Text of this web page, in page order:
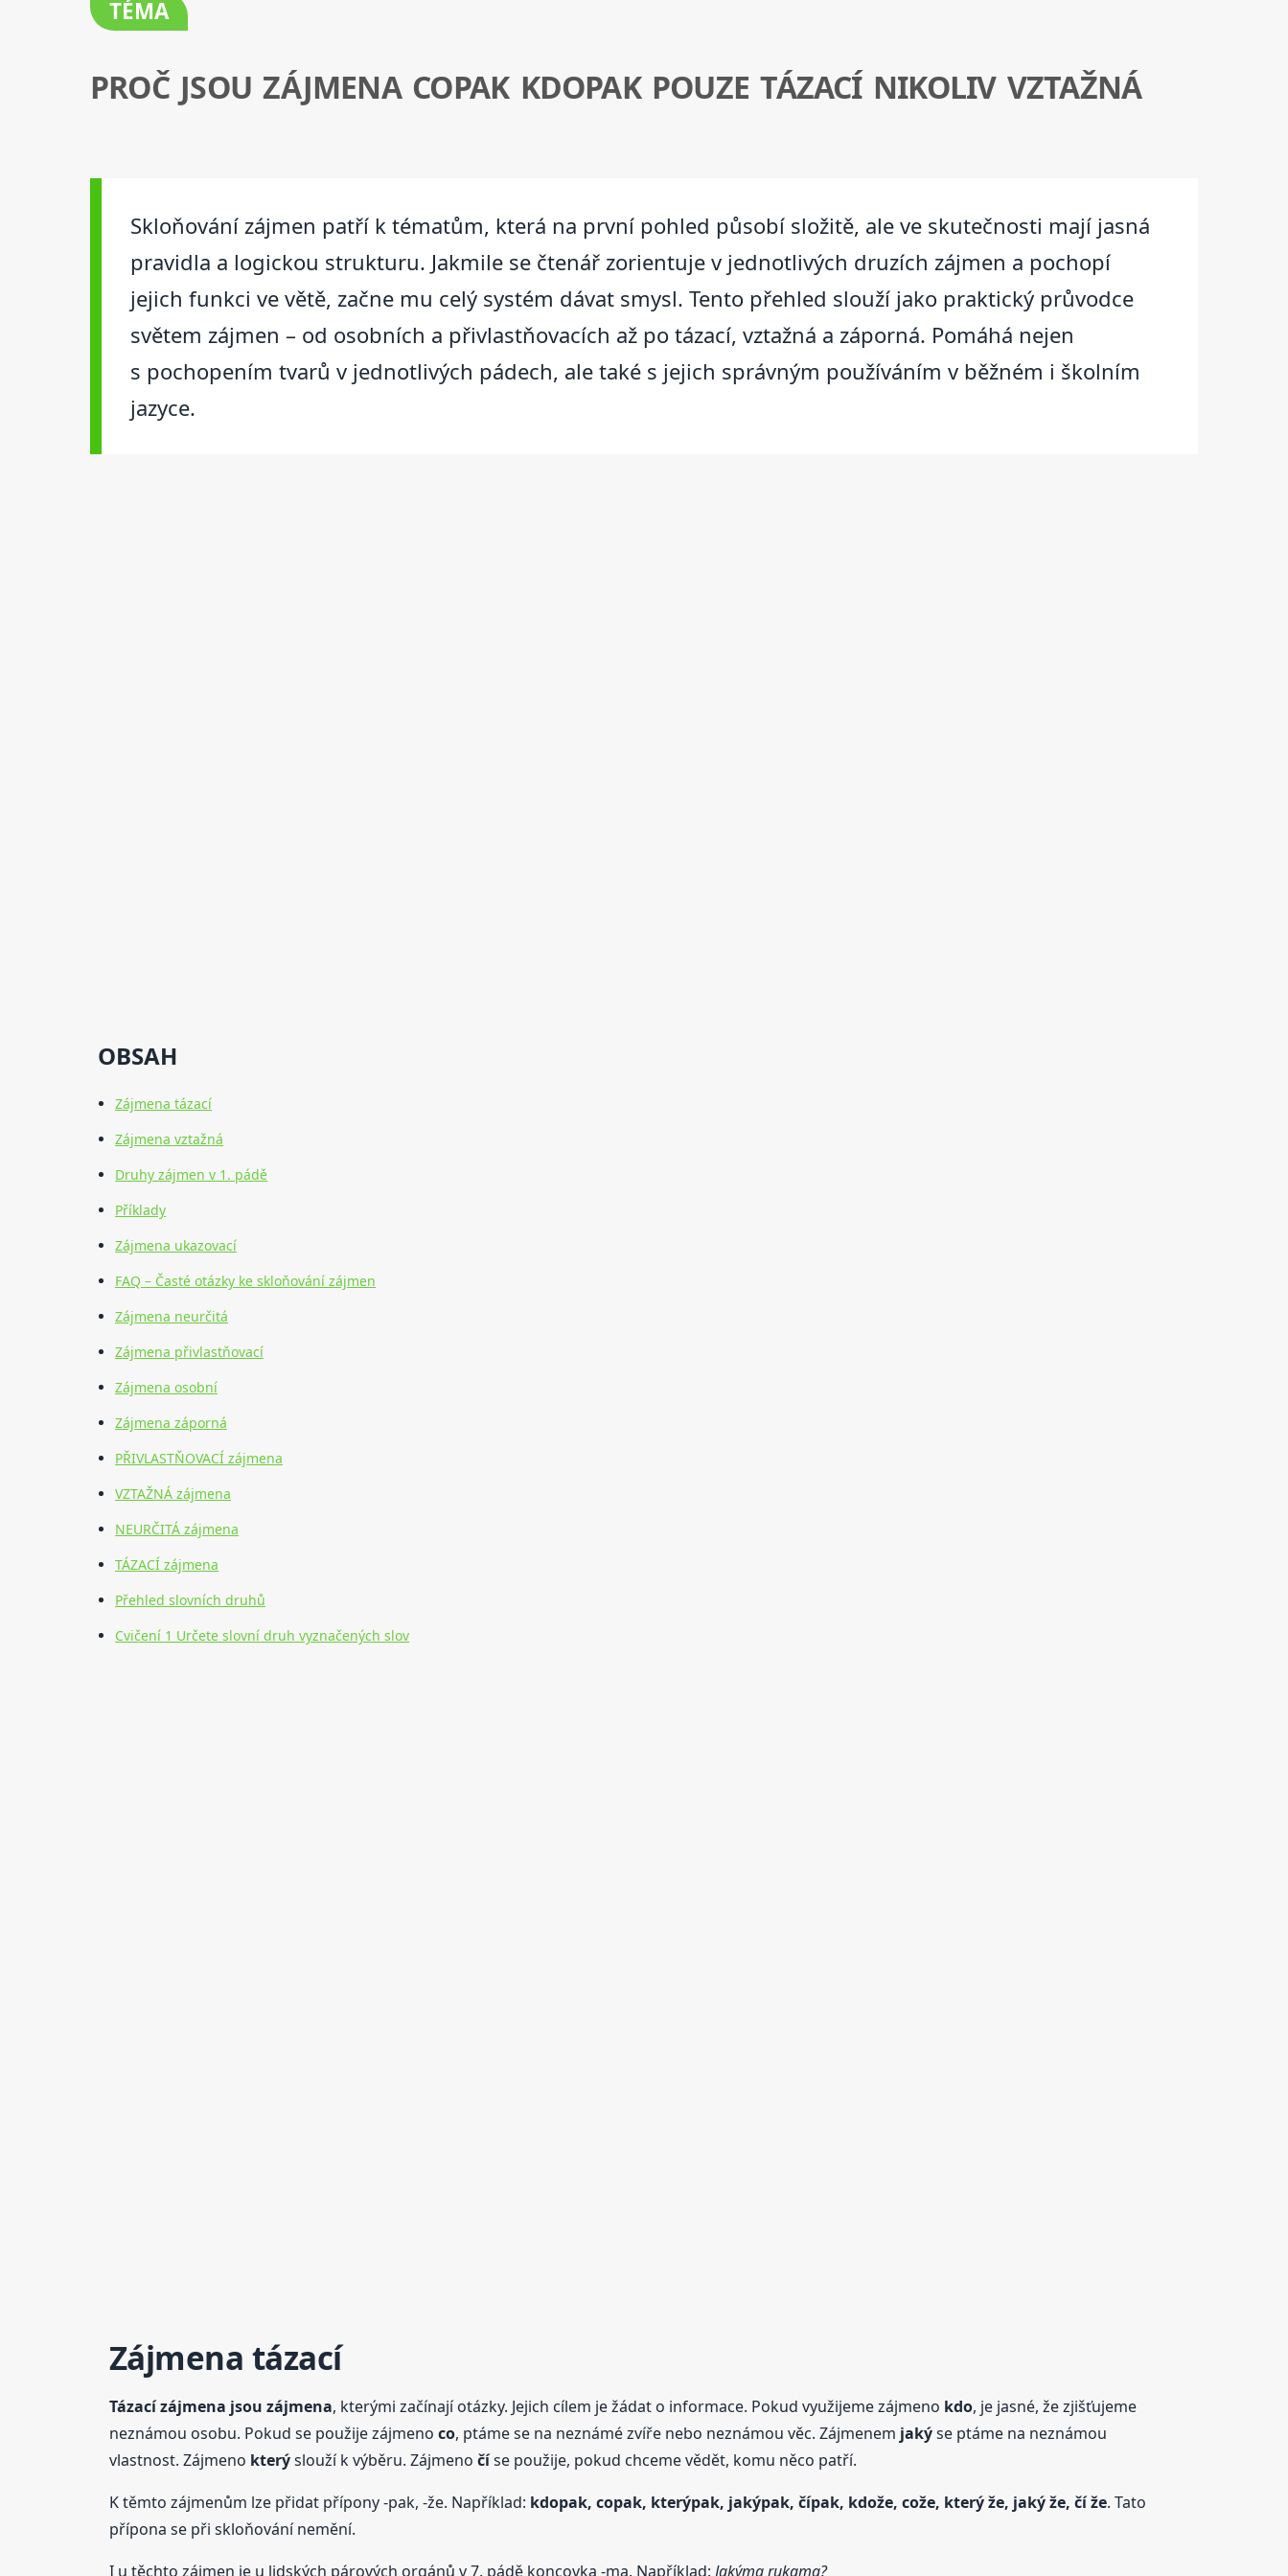
TÉMA
PROČ JSOU ZÁJMENA COPAK KDOPAK POUZE TÁZACÍ NIKOLIV VZTAŽNÁ
Skloňování zájmen patří k tématům, která na první pohled působí složitě, ale ve skutečnosti mají jasná
pravidla a logickou strukturu. Jakmile se čtenář zorientuje v jednotlivých druzích zájmen a pochopí
jejich funkci ve větě, začne mu celý systém dávat smysl. Tento přehled slouží jako praktický průvodce
světem zájmen – od osobních a přivlastňovacích až po tázací, vztažná a záporná. Pomáhá nejen
s pochopením tvarů v jednotlivých pádech, ale také s jejich správným používáním v běžném i školním
jazyce.
OBSAH
Zájmena tázací
Zájmena vztažná
Druhy zájmen v 1. pádě
Příklady
Zájmena ukazovací
FAQ – Časté otázky ke skloňování zájmen
Zájmena neurčitá
Zájmena přivlastňovací
Zájmena osobní
Zájmena záporná
PŘIVLASTŇOVACÍ zájmena
VZTAŽNÁ zájmena
NEURČITÁ zájmena
TÁZACÍ zájmena
Přehled slovních druhů
Cvičení 1 Určete slovní druh vyznačených slov
Zájmena tázací
Tázacízájmena jsou zájmena, kterými začínají otázky. Jejich cílem je žádat o informace. Pokud využijeme zájmeno kdo, je jasné, že zjišťujeme
neznámou osobu. Pokud se použije zájmeno co, ptáme se na neznámé zvíře nebo neznámou věc. Zájmenem jakýse ptáme na neznámou
vlastnost. Zájmeno kterýslouží k výběru. Zájmeno číse použije, pokud chceme vědět, komu něco patří.
K těmto zájmenům lze přidat přípony -pak, -že. Například: kdopak, copak, kterýpak, jakýpak, čípak, kdože, cože, který že, jaký že, čí že. Tato
přípona se při skloňování nemění.
I u těchto zájmen je u lidských párových orgánů v 7. pádě koncovka -ma. Například: Jakýma rukama?